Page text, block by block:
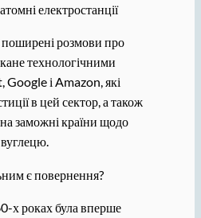
електростанції
розмови про
технологічними
і Amazon, які
в цей сектор, а також
заможні країни щодо
є повернення?
х роках була вперше